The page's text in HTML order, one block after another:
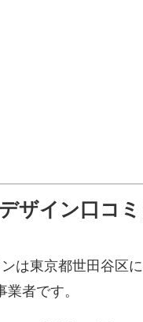
ザイン口コ
は東京都世田谷区
者です。